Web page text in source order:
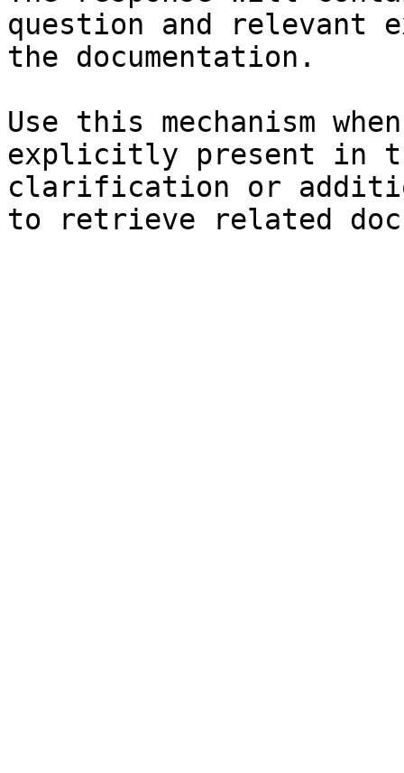
question and relevant
the documentation.
Use this mechanism
explicitly present in
clarification or